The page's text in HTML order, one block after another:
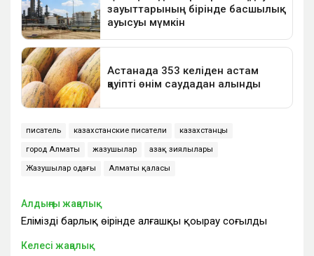
писатель казахстанские писатели казахстанцы
город Алматы жазушылар Қазақ зиялылары
Жазушылар одағы Алматы қаласы
Алдыңғы жаңалық
Еліміздің барлық өңірінде алғашқы қоңырау соғылды
Келесі жаңалық